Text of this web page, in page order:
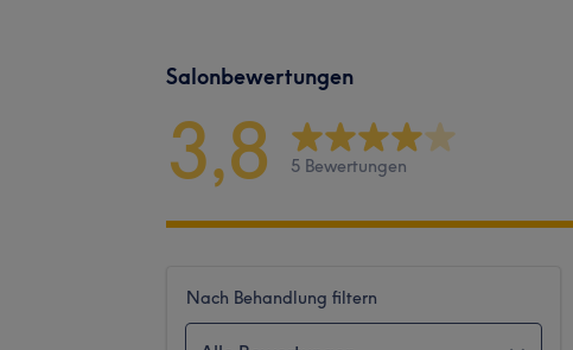
Salonbewertungen
3,8 5 Bewertungen
Nach Behandlung filtern